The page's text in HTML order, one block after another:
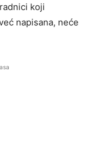
koji
napisana, neće